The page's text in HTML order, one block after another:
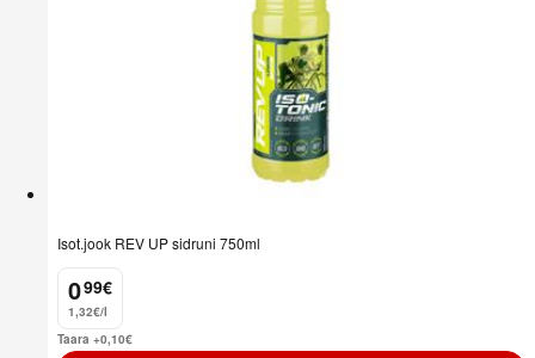
Isot.jook REV UP sidruni 750ml
0
. 99€
1,32€/l
Taara +0,10€